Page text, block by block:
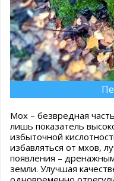
Мох – безвредная
лишь показатель
избыточной
избавляться от мхов,
появления –
земли. Улучшая